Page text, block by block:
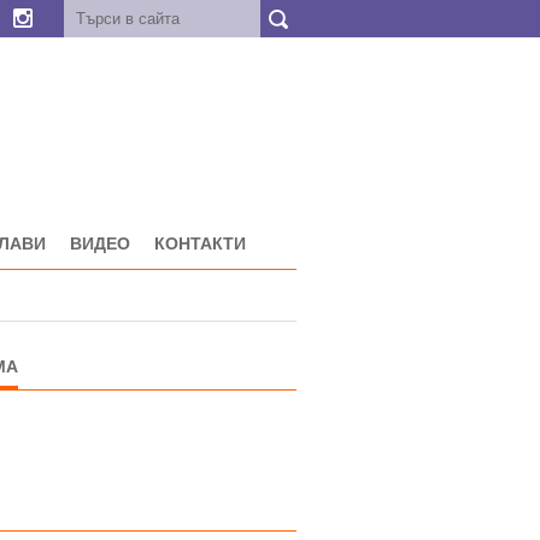
ВИДЕО КОНТАКТИ